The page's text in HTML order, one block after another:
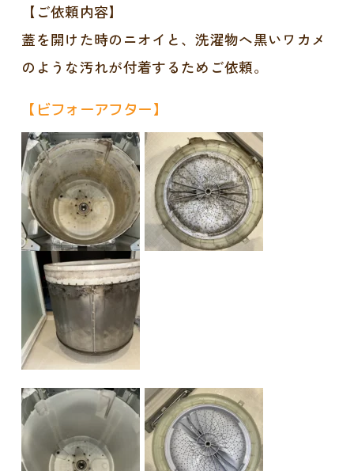
【ご依頼内容】
蓋を開けた時のニオイと、洗濯物へ黒いワカメ
のような汚れが付着するためご依頼。
【ビフォーアフター】